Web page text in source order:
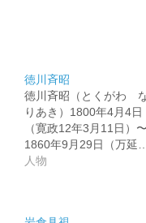
徳川斉昭
徳川斉昭（とくがわ
りあき）1800年4月4日
（寛政12年3月11日）〜
1860年9月29日（万延…
人物